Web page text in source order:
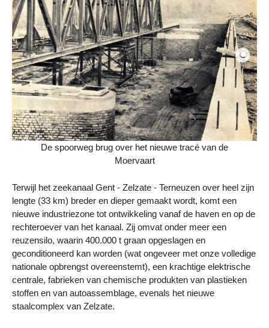
De spoorweg brug over het nieuwe tracé van de
Moervaart
Terwijl het zeekanaal Gent - Zelzate - Terneuzen over heel zijn
lengte (33 km) breder en dieper gemaakt wordt, komt een
nieuwe industriezone tot ontwikkeling vanaf de haven en op de
rechteroever van het kanaal. Zij omvat onder meer een
reuzensilo, waarin 400.000 t graan opgeslagen en
geconditioneerd kan worden (wat ongeveer met onze volledige
nationale opbrengst overeenstemt), een krachtige elektrische
centrale, fabrieken van chemische produkten van plastieken
stoffen en van autoassemblage, evenals het nieuwe
staalcomplex van Zelzate.